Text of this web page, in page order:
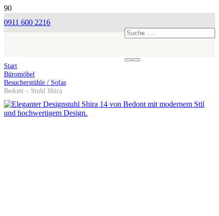
0911 600 2216
Start
Büromöbel
Besucherstühle / Sofas
Bedont – Stuhl Shira